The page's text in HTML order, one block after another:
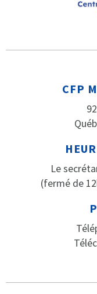
CFP
Le
(fermé de